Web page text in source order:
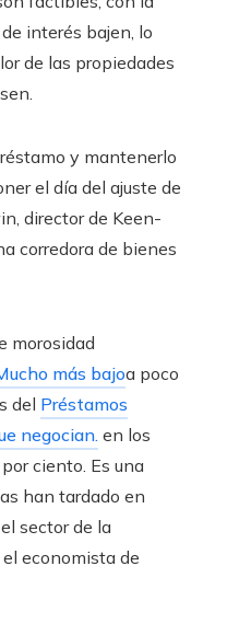
interés bajen, lo
de las propiedades
y mantenerlo
el día del ajuste de
director de Keen-
corredora de bienes
morosidad
más bajoa poco
del Préstamos
negocian. en los
ciento. Es una
han tardado en
sector de la
economista de